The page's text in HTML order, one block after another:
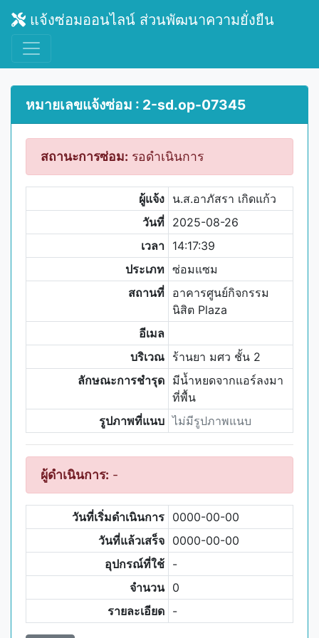
แจ้งซ่อมออนไลน์ ส่วนพัฒนาความยั่งยืน
หมายเลขแจ้งซ่อม : 2-sd.op-07345
สถานะการซ่อม: รอดำเนินการ
ผู้แจ้ง น.ส.อาภัสรา เกิดแก้ว
วันที่ 2025-08-26
เวลา 14:17:39
ประเภท ซ่อมแซม
สถานที่ อาคารศูนย์กิจกรรม
นิสิต Plaza
อีเมล
บริเวณ ร้านยา มศว ชั้น 2
ลักษณะการชำรุด มีน้ำหยดจากแอร์ลงมา
ที่พื้น
รูปภาพที่แนบ ไม่มีรูปภาพแนบ
ผู้ดำเนินการ: -
วันที่เริ่มดำเนินการ 0000-00-00
วันที่แล้วเสร็จ 0000-00-00
อุปกรณ์ที่ใช้ -
จำนวน 0
รายละเอียด -